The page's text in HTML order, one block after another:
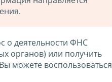
о деятельности ФНС
органов) или получить
можете воспользоваться